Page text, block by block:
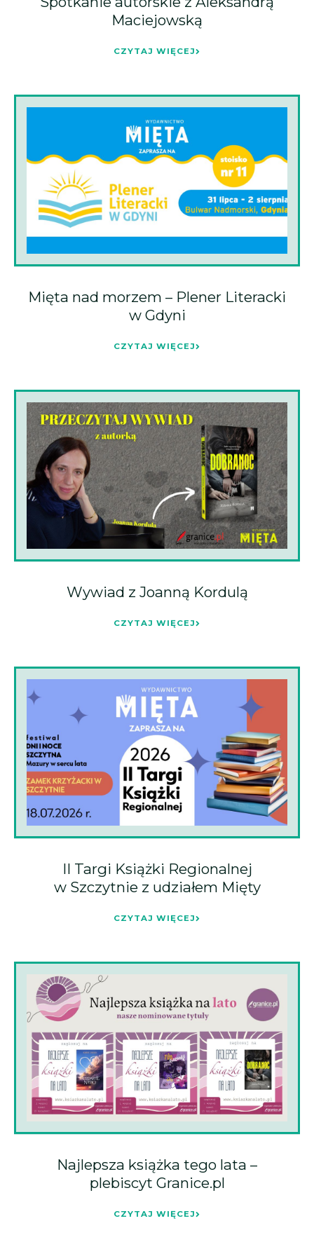
Maciejowską
CZYTAJ WIĘCEJ
Mięta nad morzem – Plener Literacki
w Gdyni
CZYTAJ WIĘCEJ
Wywiad z Joanną Kordulą
CZYTAJ WIĘCEJ
II Targi Książki Regionalnej
w Szczytnie z udziałem Mięty
CZYTAJ WIĘCEJ
Najlepsza książka tego lata –
plebiscyt Granice.pl
CZYTAJ WIĘCEJ